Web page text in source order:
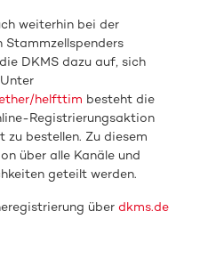
weiterhin bei der
Stammzellspenders
DKMS dazu auf, sich
helfttim besteht die
Registrierungsaktion
zu bestellen. Zu diesem
über alle Kanäle und
geteilt werden.
überdkms.de